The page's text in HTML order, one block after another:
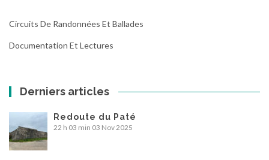
Circuits De Randonnées Et Ballades
Documentation Et Lectures
Derniers articles
Redoute du Paté
22 h 03 min 03 Nov 2025